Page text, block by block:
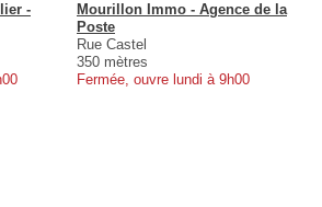
-
Mourillon Immo - Agence de la
Poste
Rue Castel
350 mètres
Fermée, ouvre lundi à 9h00